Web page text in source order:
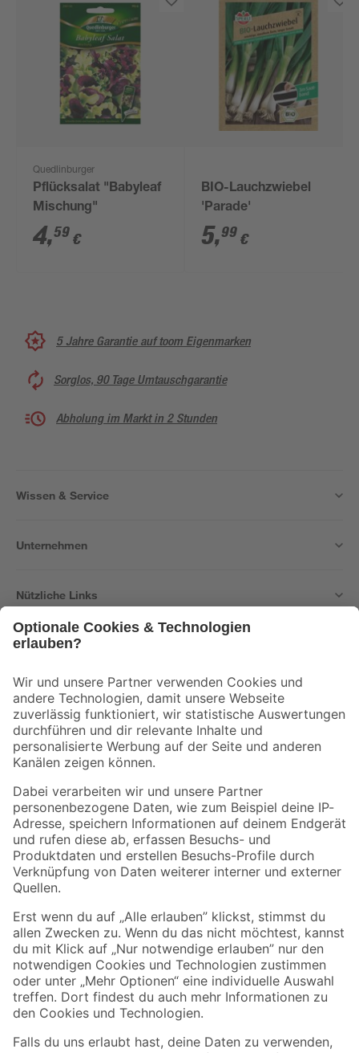
Quedlinburger
Pflücksalat "Babyleaf
Mischung"
4,59 €
BIO-Lauchzwiebel
'Parade'
5,99 €
5 Jahre Garantie auf toom Eigenmarken
Sorglos, 90 Tage Umtauschgarantie
Abholung im Markt in 2 Stunden
Wissen & Service
Unternehmen
Nützliche Links
Der toom Newsletter: Keine Angebote und Aktionen mehr verpassen!
Zur Newsletter Anmeldung
Folge uns
Zahlungsarten Versandarten
Sicher einkaufen
Jetzt die toom-App herunterladen